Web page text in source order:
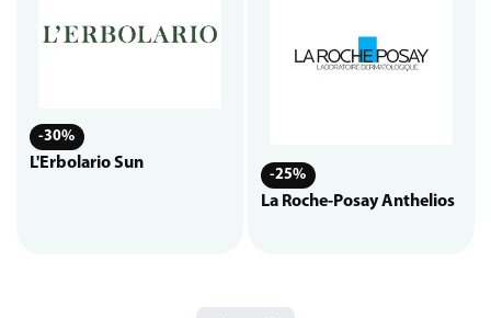
-30%
L'Erbolario Sun
-25%
La Roche-Posay Anthelios